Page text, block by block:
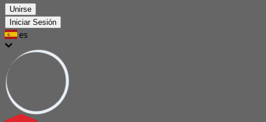
Unirse
Iniciar Sesión
es